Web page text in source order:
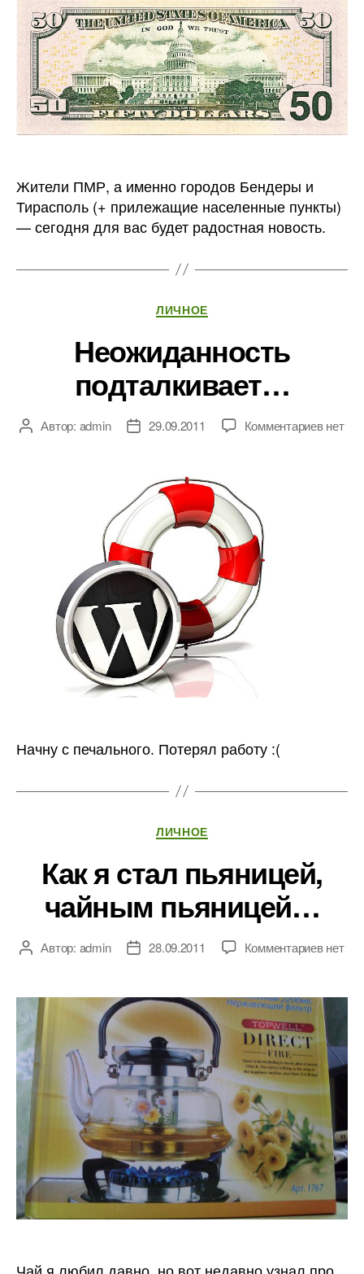
Жители ПМР, а именно городов Бендеры и
Тирасполь (+ прилежащие населенные пункты)
— сегодня для вас будет радостная новость.
Рубрики
ЛИЧНОЕ
Неожиданность
подталкивает…
АвторАвтор: admin
Дата29.09.2011 Комментариевк
нет
Начну с печального. Потерял работу :(
Рубрики
ЛИЧНОЕ
Как я стал пьяницей,
чайным пьяницей…
АвторАвтор: admin
Дата28.09.2011 Комментариевк
я
стал
чайным
нет
Чай я любил давно, но вот недавно узнал про